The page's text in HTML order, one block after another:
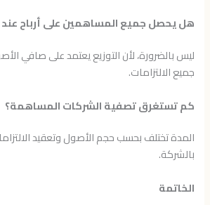
هل يحصل جميع المساهمين على أرباح عند
ليس بالضرورة، لأن التوزيع يعتمد على صافي
جميع الالتزامات.
كم تستغرق تصفية الشركات المساهمة؟
المدة تختلف بحسب حجم الأصول وتعقيد
بالشركة.
الخاتمة